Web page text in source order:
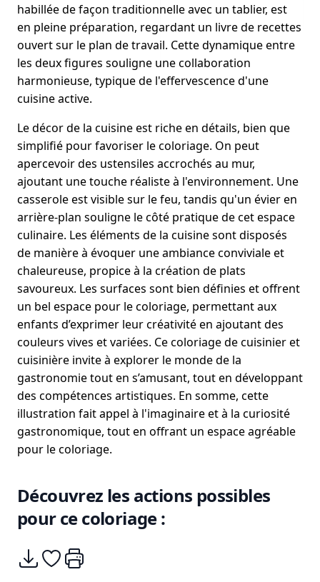
habillée de façon traditionnelle avec un tablier, est
en pleine préparation, regardant un livre de recettes
ouvert sur le plan de travail. Cette dynamique entre
les deux figures souligne une collaboration
harmonieuse, typique de l'effervescence d'une
cuisine active.
Le décor de la cuisine est riche en détails, bien que
simplifié pour favoriser le coloriage. On peut
apercevoir des ustensiles accrochés au mur,
ajoutant une touche réaliste à l'environnement. Une
casserole est visible sur le feu, tandis qu'un évier en
arrière-plan souligne le côté pratique de cet espace
culinaire. Les éléments de la cuisine sont disposés
de manière à évoquer une ambiance conviviale et
chaleureuse, propice à la création de plats
savoureux. Les surfaces sont bien définies et offrent
un bel espace pour le coloriage, permettant aux
enfants d’exprimer leur créativité en ajoutant des
couleurs vives et variées. Ce coloriage de cuisinier et
cuisinière invite à explorer le monde de la
gastronomie tout en s’amusant, tout en développant
des compétences artistiques. En somme, cette
illustration fait appel à l'imaginaire et à la curiosité
gastronomique, tout en offrant un espace agréable
pour le coloriage.
Découvrez les actions possibles
pour ce coloriage :
Télécharger
Ajouter à mes coups de coeurs
Imprimer